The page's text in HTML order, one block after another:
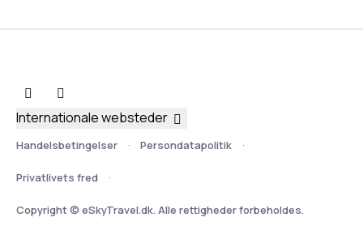
Handelsbetingelser Persondatapolitik
Privatlivets fred
Copyright © eSkyTravel.dk. Alle rettigheder forbeholdes.
Internationale websteder